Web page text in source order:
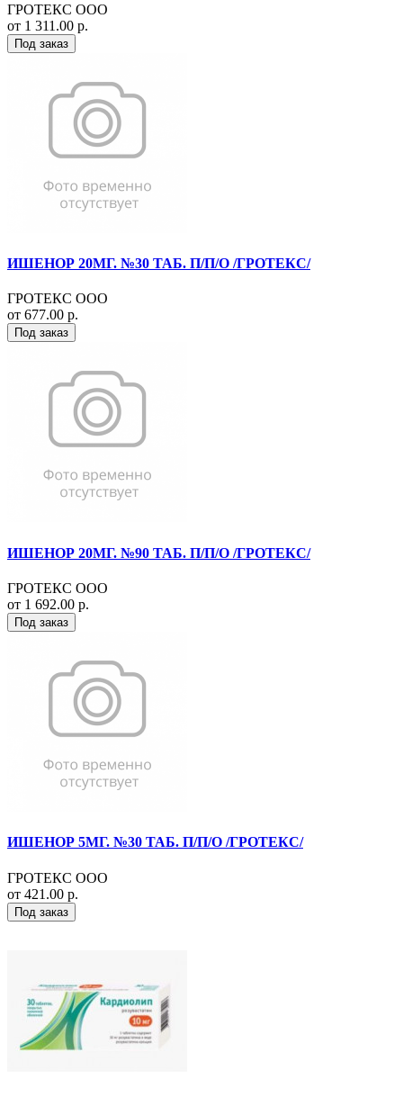
ГРОТЕКС ООО
от 1 311.00 р.
Под заказ
ИШЕНОР 20МГ. №30 ТАБ. П/П/О /ГРОТЕКС/
ГРОТЕКС ООО
от 677.00 р.
Под заказ
ИШЕНОР 20МГ. №90 ТАБ. П/П/О /ГРОТЕКС/
ГРОТЕКС ООО
от 1 692.00 р.
Под заказ
ИШЕНОР 5МГ. №30 ТАБ. П/П/О /ГРОТЕКС/
ГРОТЕКС ООО
от 421.00 р.
Под заказ